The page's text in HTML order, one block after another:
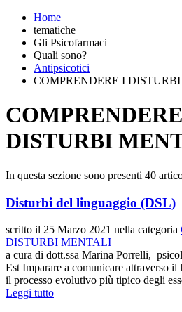
Home
tematiche
Gli Psicofarmaci
Quali sono?
Antipsicotici
COMPRENDERE I
DISTURBI
In questa sezione sono presenti 40
Disturbi del linguaggio (DSL)
scritto il 25 Marzo 2021 nella categoria
DISTURBI MENTALI
a cura di dott.ssa Marina Porrelli,
Est Imparare a comunicare attraverso
il processo evolutivo più tipico degli
Leggi tutto